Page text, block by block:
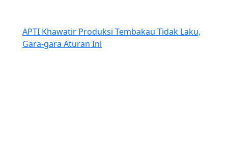
APTI Khawatir Produksi Tembakau Tidak Laku,
Gara-gara Aturan Ini